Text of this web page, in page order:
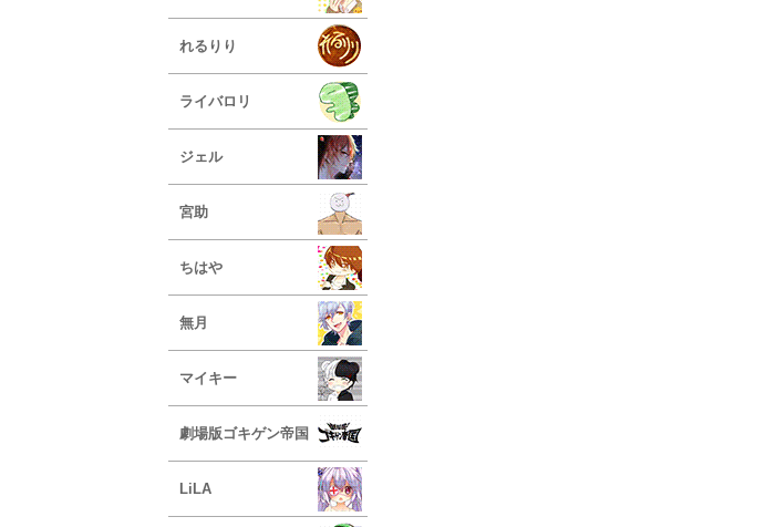
れるりり
ライバロリ
ジェル
宮助
ちはや
無月
マイキー
劇場版ゴキゲン帝国
LiLA